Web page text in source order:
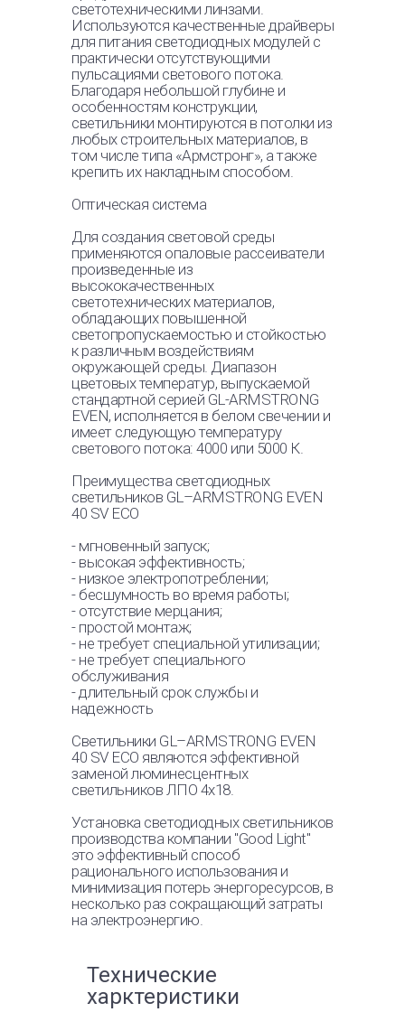
GL-CLASSIC EVEN 60
IP54 SV ECO
60 Вт
3900 лм
GL-OPTIM MAXI EVEN
20 SV ECO
20 Вт
1750 лм
GL-OPTIM MAXI EVEN
20 IP54 SV ECO
20 Вт
1750 лм
GL-OPTIM EVEN 20 SV
20 Вт
GL-OPTIM EVEN 20 IP54
SV ECO
20 Вт
1750 лм
GL-GRILYATO EVEN 40
SV ECO
4150 лм
GL-GRILYATO EVEN 60
SV ECO
58 Вт
6200 лм
GL-GRILYATO EVEN 80
SV ECO
80 Вт
8300 лм
GL-GRILYATO EVEN 40
40 Вт
GL-GRILYATO EVEN 60
IP54 SV ECO
58 Вт
GL-GRILYATO EVEN 80
IP54 SV ECO
8300 лм
светотехническими линзами.
Используются качественные драйверы
для питания светодиодных модулей с
практически отсутствующими
пульсациями светового потока.
Благодаря небольшой глубине и
особенностям конструкции,
светильники монтируются в потолки из
любых строительных материалов, в
том числе типа «Армстронг», а также
крепить их накладным способом.
Оптическая система
Для создания световой среды
применяются опаловые рассеиватели
произведенные из
высококачественных
светотехнических материалов,
обладающих повышенной
светопропускаемостью и стойкостью
к различным воздействиям
окружающей среды. Диапазон
цветовых температур, выпускаемой
стандартной серией GL-ARMSTRONG
EVEN, исполняется в белом свечении и
имеет следующую температуру
светового потока: 4000 или 5000 К.
Преимущества светодиодных
светильников GL–ARMSTRONG EVEN
40 SV ECO
- мгновенный запуск;
- высокая эффективность;
- низкое электропотреблении;
- бесшумность во время работы;
- отсутствие мерцания;
- простой монтаж;
- не требует специальной утилизации;
- не требует специального
обслуживания
- длительный срок службы и
надежность
Светильники GL–ARMSTRONG EVEN
40 SV ECO являются эффективной
заменой люминесцентных
светильников ЛПО 4х18.
Установка светодиодных светильников
производства компании "Good Light"
это эффективный способ
рационального использования и
минимизация потерь энергоресурсов, в
несколько раз сокращающий затраты
на электроэнергию.
Технические
харктеристики